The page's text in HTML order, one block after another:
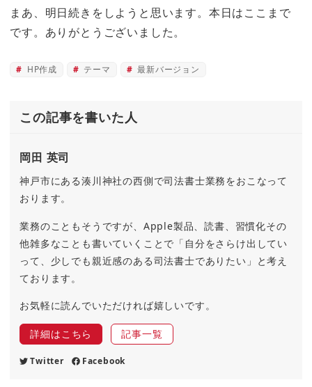
まあ、明日続きをしようと思います。本日はここまで
です。ありがとうございました。
HP作成 テーマ 最新バージョン
この記事を書いた人
岡田 英司
神戸市にある湊川神社の西側で司法書士業務をおこなって
おります。
業務のこともそうですが、Apple製品、読書、習慣化その
他雑多なことも書いていくことで「自分をさらけ出してい
って、少しでも親近感のある司法書士でありたい」と考え
ております。
お気軽に読んでいただければ嬉しいです。
詳細はこちら 記事一覧
Twitter Facebook